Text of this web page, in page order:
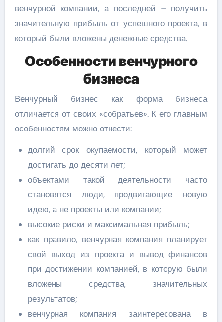
венчурной компании, а последней – получить
значительную прибыль от успешного проекта, в
который были вложены денежные средства.
Особенности венчурного
бизнеса
Венчурный бизнес как форма бизнеса
отличается от своих «собратьев». К его главным
особенностям можно отнести:
долгий срок окупаемости, который может
достигать до десяти лет;
объектами такой деятельности часто
становятся люди, продвигающие новую
идею, а не проекты или компании;
высокие риски и максимальная прибыль;
как правило, венчурная компания планирует
свой выход из проекта и вывод финансов
при достижении компанией, в которую были
вложены средства, значительных
результатов;
венчурная компания заинтересована в